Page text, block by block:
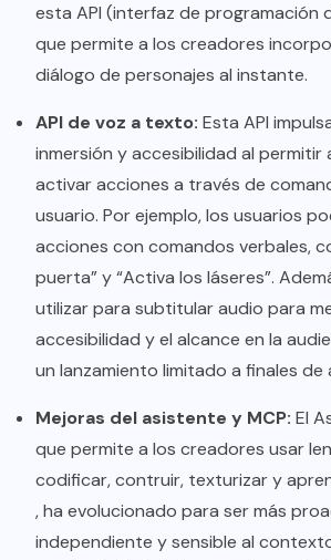
esta API (interfaz de programación
que permite a los creadores
diálogo de personajes al instante.
API de voz a texto: Esta API
inmersión y accesibilidad al permitir
activar acciones a través de
usuario. Por ejemplo, los usuarios
acciones con comandos verbales,
puerta” y “Activa los láseres”.
utilizar para subtitular audio para
accesibilidad y el alcance en la
un lanzamiento limitado a finales de
Mejoras del asistente y MCP: El
que permite a los creadores usar
codificar, contruir, texturizar y
, ha evolucionado para ser más
independiente y sensible al